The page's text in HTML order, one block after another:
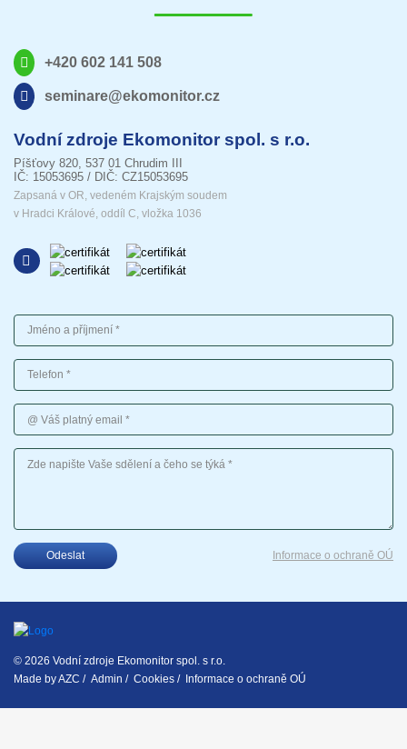
+420 602 141 508
seminare@ekomonitor.cz
Vodní zdroje Ekomonitor spol. s r.o.
Píšťovy 820, 537 01 Chrudim III
IČ: 15053695 / DIČ: CZ15053695
Zapsaná v OR, vedeném Krajským soudem
v Hradci Králové, oddíl C, vložka 1036
Jméno a příjmení
Telefon
Váš platný email
Vaše sdělení
Odeslat Informace o ochraně OÚ
© 2026 Vodní zdroje Ekomonitor spol. s r.o.
Made byAZC / Admin / Cookies / Informace o ochraně OÚ